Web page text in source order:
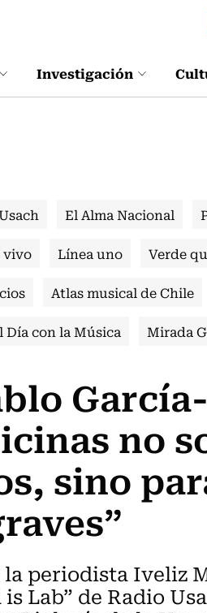
Investigación
El Alma Nacional
vivo Línea uno Verde
Atlas musical de Chile
Día con la Música Mirada
no
sino
periodista Iveliz
Lab” de Radio